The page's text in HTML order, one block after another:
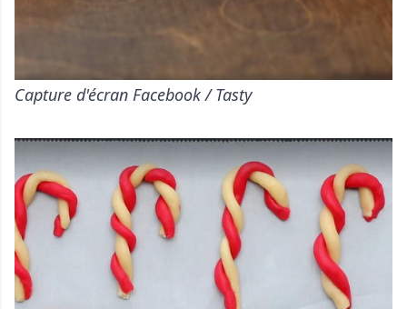
Capture d'écran Facebook / Tasty